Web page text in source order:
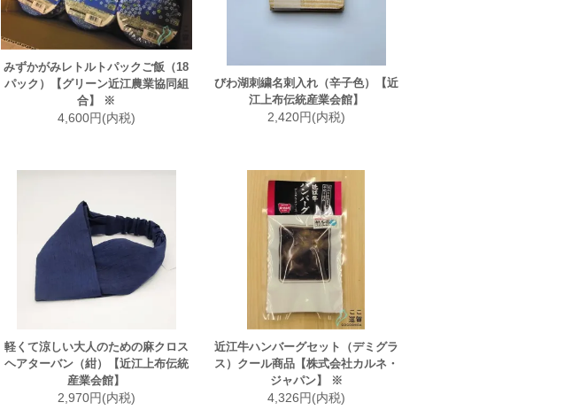
みずかがみレトルトパックご飯（18
パック）【グリーン近江農業協同組
合】 ※
4,600円(内税)
びわ湖刺繍名刺入れ（辛子色）【近
江上布伝統産業会館】
2,420円(内税)
軽くて涼しい大人のための麻クロス
ヘアターバン（紺）【近江上布伝統
産業会館】
2,970円(内税)
近江牛ハンバーグセット（デミグラ
ス）クール商品【株式会社カルネ・
ジャパン】 ※
4,326円(内税)